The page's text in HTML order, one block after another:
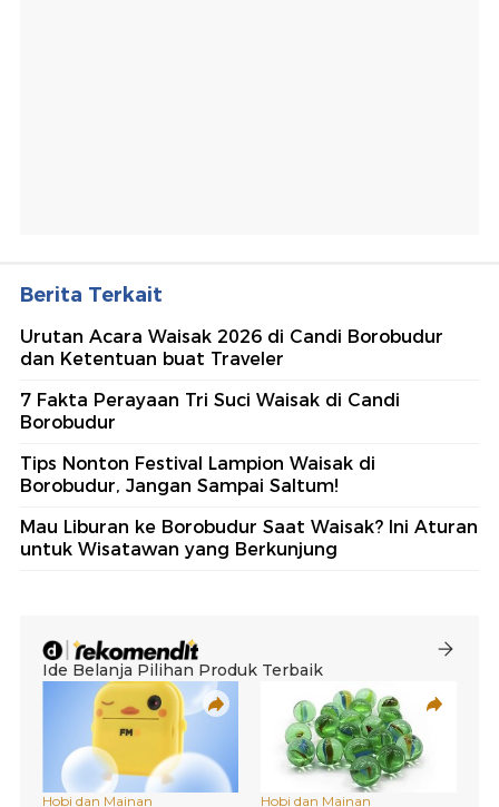
Berita Terkait
Urutan Acara Waisak 2026 di Candi Borobudur
dan Ketentuan buat Traveler
7 Fakta Perayaan Tri Suci Waisak di Candi
Borobudur
Tips Nonton Festival Lampion Waisak di
Borobudur, Jangan Sampai Saltum!
Mau Liburan ke Borobudur Saat Waisak? Ini Aturan
untuk Wisatawan yang Berkunjung